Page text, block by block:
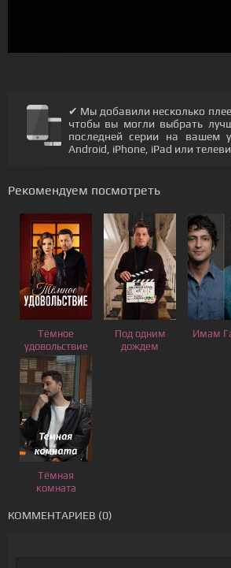
✔ Мы добавили несколько
чтобы вы могли выбрать
последней серии на вашем
Android, iPhone, iPad или
Рекомендуем посмотреть
Тёмное
удовольствие
Под одним
дождем
Имам
Тёмная
комната
КОММЕНТАРИЕВ (0)